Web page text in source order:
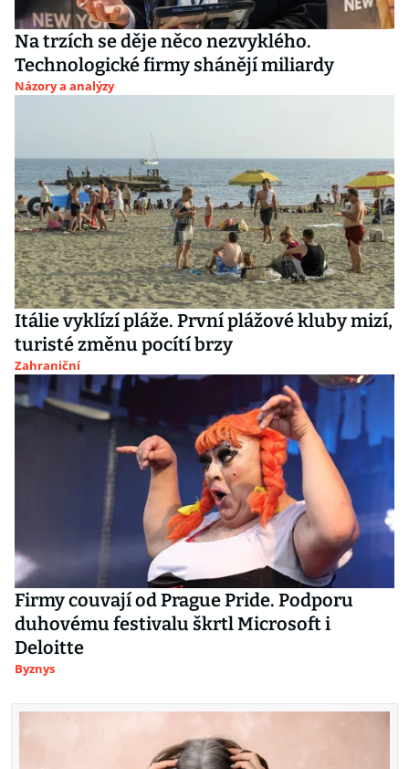
Na trzích se děje něco nezvyklého.
Technologické firmy shánějí miliardy
Názory a analýzy
Itálie vyklízí pláže. První plážové kluby mizí,
turisté změnu pocítí brzy
Zahraniční
Firmy couvají od Prague Pride. Podporu
duhovému festivalu škrtl Microsoft i
Deloitte
Byznys